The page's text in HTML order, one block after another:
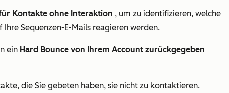
Kontakte ohne Interaktion , um zu identifizieren, welche
Sequenzen-E-Mails reagieren werden.
ein Hard Bounce von Ihrem Account zurückgegeben
die Sie gebeten haben, sie nicht zu kontaktieren.